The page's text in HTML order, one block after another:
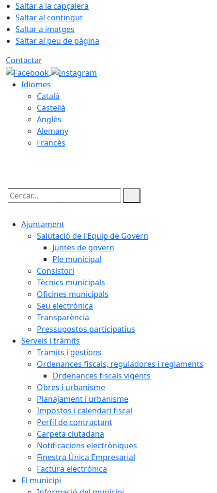
Saltar a la capçalera
Saltar al contingut
Saltar a imatges
Saltar al peu de pàgina
Contactar
Idiomes
Català
Castellà
Anglès
Alemany
Francès
Cercar:
Ajuntament
Salutació de l'Equip de Govern
Juntes de govern
Ple municipal
Consistori
Tècnics municipals
Oficines municipals
Seu electrònica
Transparència
Pressupostos participatius
Serveis i tràmits
Tràmits i gestions
Ordenances fiscals, reguladores i reglaments
Ordenances fiscals vigents
Obres i urbanisme
Planajament i urbanisme
Impostos i calendari fiscal
Perfil de contractant
Carpeta ciutadana
Notificacions electròniques
Finestra Única Empresarial
Factura electrònica
El municipi